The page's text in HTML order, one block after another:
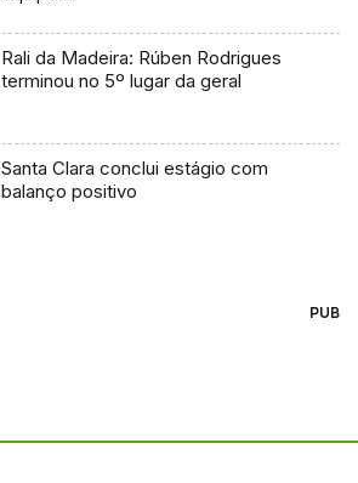
Rali da Madeira: Rúben Rodrigues
terminou no 5º lugar da geral
Santa Clara conclui estágio com
balanço positivo
PUB